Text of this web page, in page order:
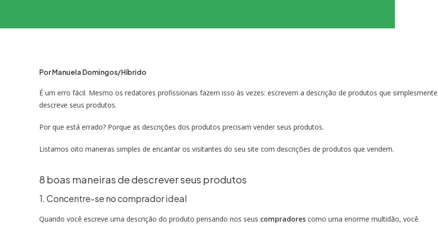
Por Manuela Domingos/Híbrido
É um erro fácil. Mesmo os redatores profissionais fazem isso às vezes: escrevem a descrição de produtos que simplesmente
descreve seus produtos.
Por que está errado? Porque as descrições dos produtos precisam vender seus produtos.
Listamos oito maneiras simples de encantar os visitantes do seu site com descrições de produtos que vendem.
8 boas maneiras de descrever seus produtos
1. Concentre-se no comprador ideal
Quando você escreve uma descrição do produto pensando nos seus compradores como uma enorme multidão, você